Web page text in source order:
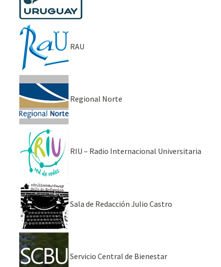
RAU
Regional Norte
RIU – Radio Internacional Universitaria
Sala de Redacción Julio Castro
Servicio Central de Bienestar